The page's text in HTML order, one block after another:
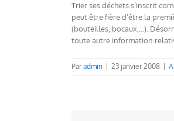
Trier ses déchets s’inscrit
peut être fière d’être la
(bouteilles, bocaux,…).
toute autre information
Paradmin 23 janvier 2008